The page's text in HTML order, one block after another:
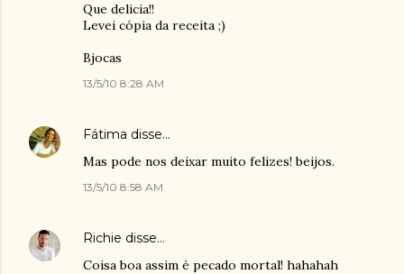
Que delicia!!
Levei cópia da receita ;)
Bjocas
13/5/10 8:28 AM
Fátima disse…
Mas pode nos deixar muito felizes! beijos.
13/5/10 8:58 AM
Richie disse…
Coisa boa assim é pecado mortal! hahahah